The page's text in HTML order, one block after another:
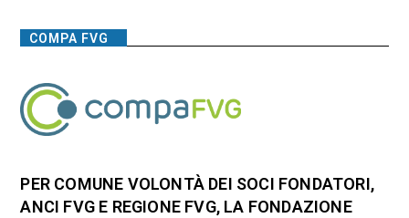
COMPA FVG
PER COMUNE VOLONTÀ DEI SOCI FONDATORI,
ANCI FVG E REGIONE FVG, LA FONDAZIONE